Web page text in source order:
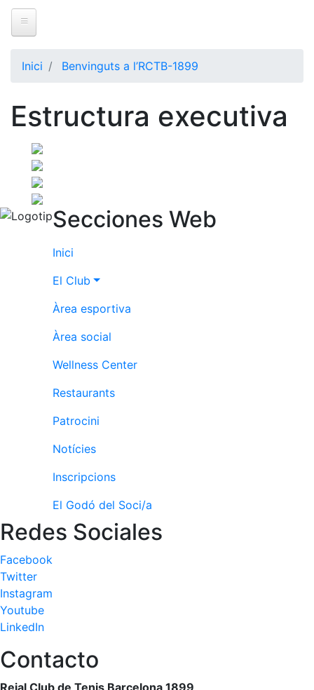
Història
història
Cronologia
Presidents
Organització
directiva
Comissions
Estructura
executiva
Fundació
Instal·lacions
Preguntes
(FAQs)
Treballa amb
nosaltres
Next Gen
Palmarès
Llegendes
Jugadors
Inici Benvinguts a l’RCTB-1899
Estructura executiva
Secciones Web
Inici
El Club
Àrea esportiva
Àrea social
Wellness Center
Restaurants
Patrocini
Notícies
Inscripcions
El Godó del Soci/a
Redes Sociales
Facebook
Twitter
Instagram
Youtube
LinkedIn
Contacto
Reial Club de Tenis Barcelona 1899